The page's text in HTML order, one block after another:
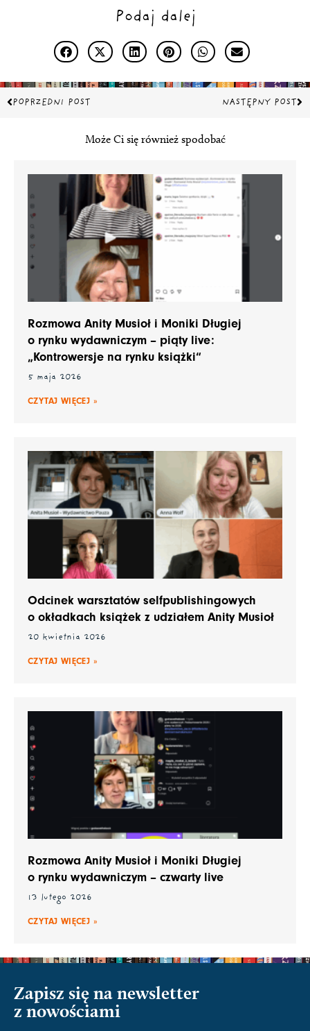
Podaj dalej
Prev
POPRZEDNI POST NASTĘPNY POST
Może Ci się również spodobać
Rozmowa Anity Musioł i Moniki Długiej
o rynku wydawniczym – piąty live:
„Kontrowersje na rynku książki“
5 maja 2026
CZYTAJ WIĘCEJ »
Odcinek warsztatów selfpublishingowych
o okładkach książek z udziałem Anity Musioł
20 kwietnia 2026
CZYTAJ WIĘCEJ »
Rozmowa Anity Musioł i Moniki Długiej
o rynku wydawniczym – czwarty live
13 lutego 2026
CZYTAJ WIĘCEJ »
Zapisz się na newsletter
z nowościami